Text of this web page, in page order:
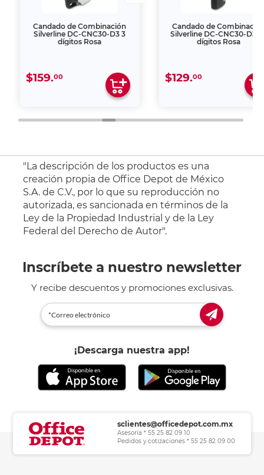
Candado de Combinación
Silverline DC-CNC30-D3 3
dígitos Rosa
$159.00
Candado de
Silverline DC-CNC30-D3C
dígitos Rosa
$129.00
"La descripción de los productos es una
creación propia de Office Depot de México
S.A. de C.V., por lo que su reproducción no
autorizada, es sancionada en términos de la
Ley de la Propiedad Industrial y de la Ley
Federal del Derecho de Autor".
Inscríbete a nuestro newsletter
Y recibe descuentos y promociones exclusivas.
¡Descarga nuestra app!
sclientes@officedepot.com.mx
Asesoría * 55 25 82 09 10
Pedidos y cotizaciones * 55 25 82 09 00